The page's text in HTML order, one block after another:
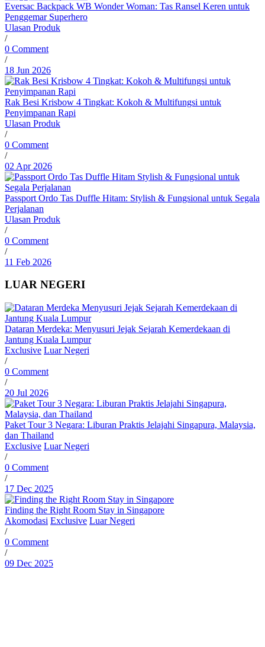
Eversac Backpack WB Wonder Woman: Tas Ransel Keren untuk
Penggemar Superhero
Ulasan Produk
/
0 Comment
/
18 Jun 2026
Rak Besi Krisbow 4 Tingkat: Kokoh & Multifungsi untuk
Penyimpanan Rapi
Ulasan Produk
/
0 Comment
/
02 Apr 2026
Passport Ordo Tas Duffle Hitam: Stylish & Fungsional untuk Segala
Perjalanan
Ulasan Produk
/
0 Comment
/
11 Feb 2026
LUAR NEGERI
Dataran Merdeka: Menyusuri Jejak Sejarah Kemerdekaan di
Jantung Kuala Lumpur
Exclusive Luar Negeri
/
0 Comment
/
20 Jul 2026
Paket Tour 3 Negara: Liburan Praktis Jelajahi Singapura, Malaysia,
dan Thailand
Exclusive Luar Negeri
/
0 Comment
/
17 Dec 2025
Finding the Right Room Stay in Singapore
Akomodasi Exclusive Luar Negeri
/
0 Comment
/
09 Dec 2025